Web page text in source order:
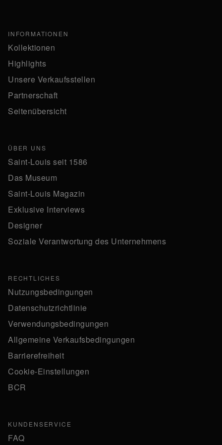
INFORMATIONEN
Kollektionen
Highlights
Unsere Verkaufsstellen
Partnerschaft
Seitenübersicht
ÜBER UNS
Saint-Louis seit 1586
Das Museum
Saint-Louis Magazin
Exklusive Interviews
Designer
Soziale Verantwortung des Unternehmens
RECHTLICHES
Nutzungsbedingungen
Datenschutzrichtlinie
Verwendungsbedingungen
Allgemeine Verkaufsbedingungen
Barrierefreiheit
Cookie-Einstellungen
BCR
KUNDENSERVICE
FAQ